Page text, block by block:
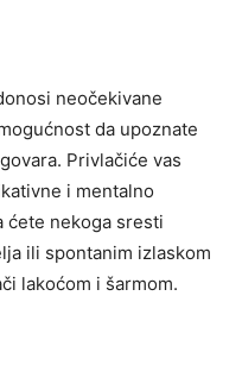
neočekivane
da upoznate
Privlačiće vas
i mentalno
ćete nekoga sresti
ili spontanim izlaskom
lakoćom i šarmom.